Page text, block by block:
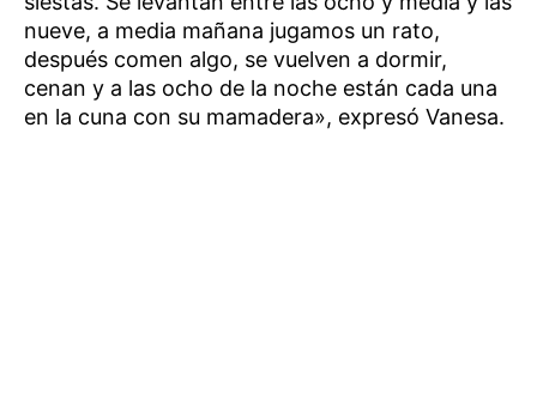
nueve, a media mañana jugamos un rato,
después comen algo, se vuelven a dormir,
cenan y a las ocho de la noche están cada una
en la cuna con su mamadera», expresó Vanesa.